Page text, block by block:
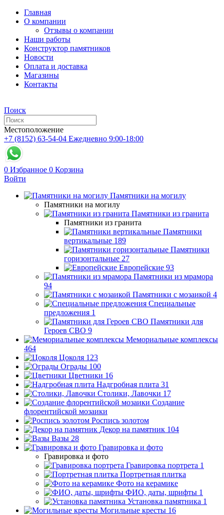
Главная
О компании
Отзывы о компании
Наши работы
Конструктор памятников
Новости
Оплата и доставка
Магазины
Контакты
Поиск
Местоположение
+7 (8152) 63-54-04 Ежедневно 9:00-18:00
0 Избранное 0 Корзина
Войти
Памятники на могилу
Памятники на могилу
Памятники из гранита
Памятники из гранита
Памятники
вертикальные 189
Памятники
горизонтальные 27
Европейские 93
Памятники из мрамора
94
Памятники с мозаикой 4
Специальные
предложения 1
Памятники для
Героев СВО 9
Мемориальные комплексы
464
Цоколя 123
Ограды 100
Цветники 16
Надгробная плита 31
Столики, Лавочки 17
Создание
флорентийской мозаики
Роспись золотом
Декор на памятник 104
Вазы 28
Гравировка и фото
Гравировка и фото
Гравировка портрета 1
Портретная плитка
Фото на керамике
ФИО, даты, шрифты 1
Установка памятника 1
Могильные кресты 16